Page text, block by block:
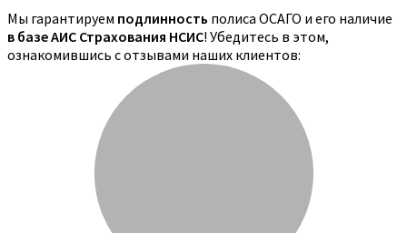
Мы гарантируем подлинность полиса ОСАГО и его наличие
в базе АИС Страхования НСИС! Убедитесь в этом,
ознакомившись с отзывами наших клиентов: